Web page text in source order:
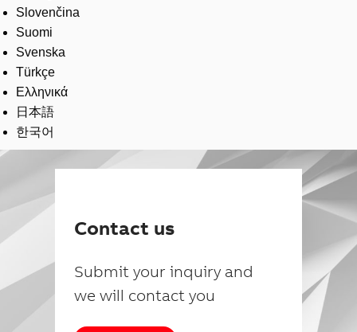
Slovenčina
Suomi
Svenska
Türkçe
Ελληνικά
日本語
한국어
Contact us
Submit your inquiry and
we will contact you